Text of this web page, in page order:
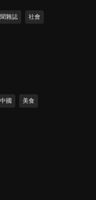
雜誌 社會
中國 美食